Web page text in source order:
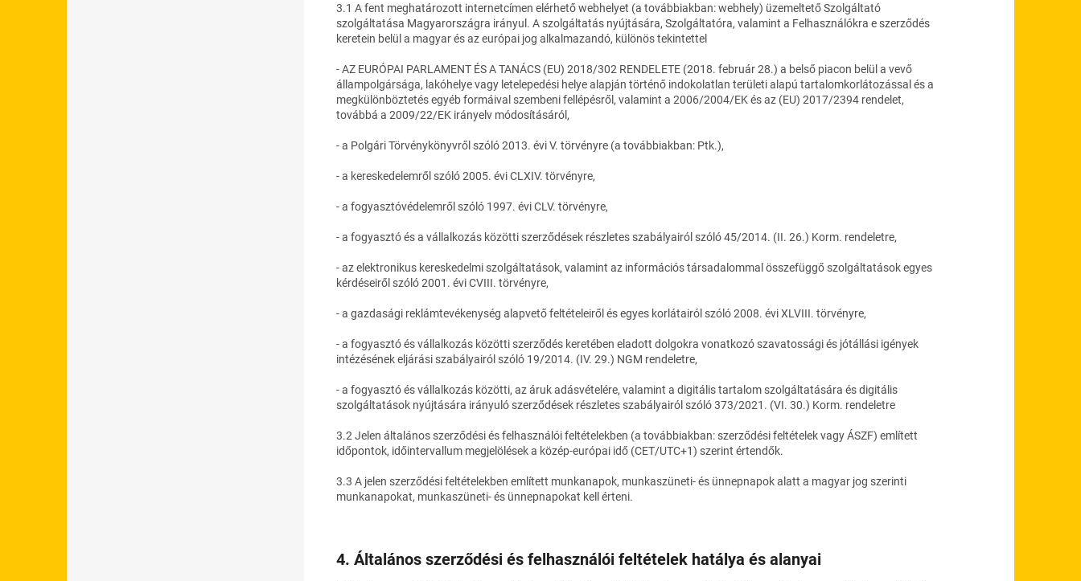
3.1 A fent meghatározott internetcímen elérhető webhelyet (a továbbiakban: webhely) üzemeltető Szolgáltató
szolgáltatása Magyarországra irányul. A szolgáltatás nyújtására, Szolgáltatóra, valamint a Felhasználókra e szerződés
keretein belül a magyar és az európai jog alkalmazandó, különös tekintettel
- AZ EURÓPAI PARLAMENT ÉS A TANÁCS (EU) 2018/302 RENDELETE (2018. február 28.) a belső piacon belül a vevő
állampolgársága, lakóhelye vagy letelepedési helye alapján történő indokolatlan területi alapú tartalomkorlátozással és a
megkülönböztetés egyéb formáival szembeni fellépésről, valamint a 2006/2004/EK és az (EU) 2017/2394 rendelet,
továbbá a 2009/22/EK irányelv módosításáról,
- a Polgári Törvénykönyvről szóló 2013. évi V. törvényre (a továbbiakban: Ptk.),
- a kereskedelemről szóló 2005. évi CLXIV. törvényre,
- a fogyasztóvédelemről szóló 1997. évi CLV. törvényre,
- a fogyasztó és a vállalkozás közötti szerződések részletes szabályairól szóló 45/2014. (II. 26.) Korm. rendeletre,
- az elektronikus kereskedelmi szolgáltatások, valamint az információs társadalommal összefüggő szolgáltatások egyes
kérdéseiről szóló 2001. évi CVIII. törvényre,
- a gazdasági reklámtevékenység alapvető feltételeiről és egyes korlátairól szóló 2008. évi XLVIII. törvényre,
- a fogyasztó és vállalkozás közötti szerződés keretében eladott dolgokra vonatkozó szavatossági és jótállási igények
intézésének eljárási szabályairól szóló 19/2014. (IV. 29.) NGM rendeletre,
- a fogyasztó és vállalkozás közötti, az áruk adásvételére, valamint a digitális tartalom szolgáltatására és digitális
szolgáltatások nyújtására irányuló szerződések részletes szabályairól szóló 373/2021. (VI. 30.) Korm. rendeletre
3.2 Jelen általános szerződési és felhasználói feltételekben (a továbbiakban: szerződési feltételek vagy ÁSZF) említett
időpontok, időintervallum megjelölések a közép-európai idő (CET/UTC+1) szerint értendők.
3.3 A jelen szerződési feltételekben említett munkanapok, munkaszüneti- és ünnepnapok alatt a magyar jog szerinti
munkanapokat, munkaszüneti- és ünnepnapokat kell érteni.
4. Általános szerződési és felhasználói feltételek hatálya és alanyai